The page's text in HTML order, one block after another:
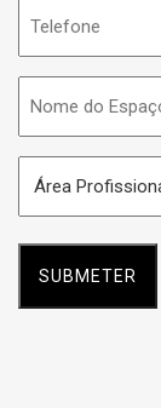
do
Espaço
Profissional
*